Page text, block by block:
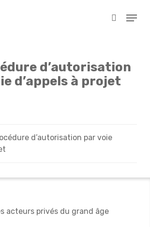
search
Menu
d’autorisation
d’appels à projet
d’autorisation par voie